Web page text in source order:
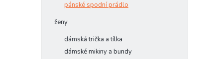
pánské spodní prádlo
ženy
dámská trička a tílka
dámské mikiny a bundy